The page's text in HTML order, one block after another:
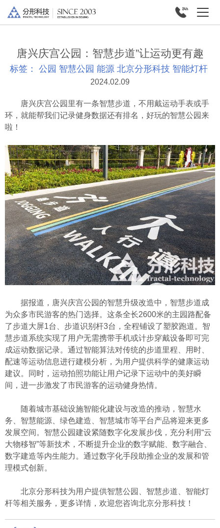
唐兴庆宫公园：智慧步道”让运动更有趣
标签： 公园 智慧公园 能源 北京分形科技 智能灯杆
2024.02.09
唐兴庆宫公园里有一条智慧步道，不用戴运动手表或手
环，就能帮我们记录健身数据还有排名，好玩的智慧公园来
啦！
据报道，唐兴庆宫公园的智慧升级改造中，智慧步道成
为众多市民游客的热门选择。这条全长2600米的主园路配备
了步道大屏1台、步道识别杆3台，全程铺设了塑胶跑道。智
慧步道系统实现了用户无需携带手机或计步穿戴设备即可完
成运动数据记录。通过智能算法对传统的步道里程、用时、
配速等运动信息进行建模分析，为用户提供科学的健康运动
建议。同时，运动拍照功能让用户记录下运动中的美好瞬
间，进一步激发了市民游客的运动健身热情。
随着城市基础设施智能化建设与改造的推动，智慧水
务、智慧能源、绿色建造、智慧城市等平台产品将迎来更多
发展空间。智慧公园建设紧随数字化发展步伐，充分利用“云
大物移智”等新技术，不断提升企业的数字赋能、数字融合、
数字建造等内生能力。通过数字化手段助推企业的发展和管
理模式创新。
北京分形科技为用户提供智慧公园、智慧步道、智能灯
杆等相关服务，更多详情，欢迎您咨询北京分形科技！